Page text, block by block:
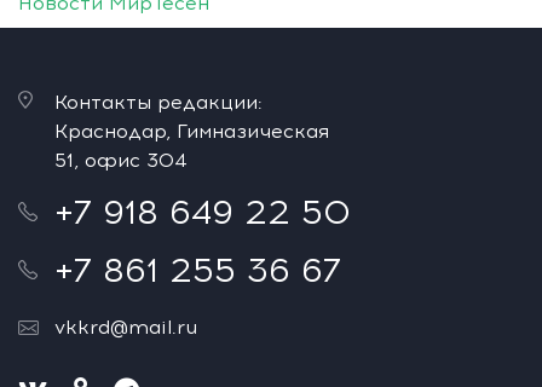
Контакты редакции:
Краснодар, Гимназическая
51, офис 304
+7 918 649 22 50
+7 861 255 36 67
vkkrd@mail.ru